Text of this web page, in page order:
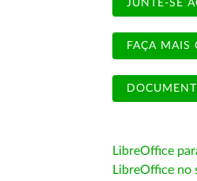
JUNTE-SE
FAÇA MAIS
LibreOffice
LibreOffice no